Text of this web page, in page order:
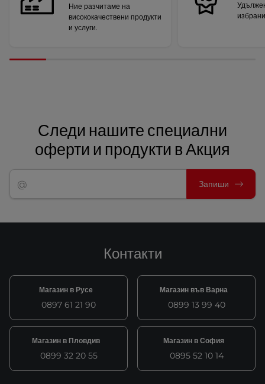
Ние разчитаме на
висококачествени продукти
и услуги.
Следи нашите специални
оферти и продукти в Акция
Запиши
Контакти
Магазин в Русе
0897 61 21 90
Магазин във Варна
0899 13 99 40
Магазин в Пловдив
0899 32 20 55
Магазин в София
0895 52 10 14